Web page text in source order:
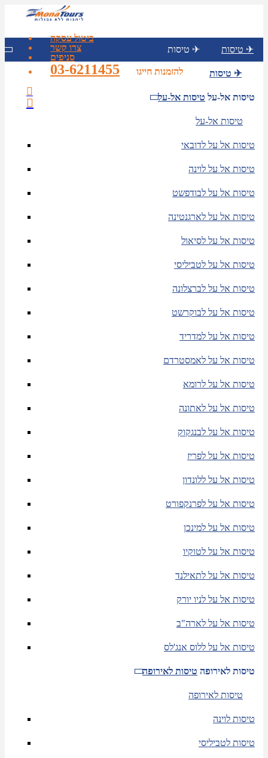
ביטול עסקה
צרו קשר
סניפים
להזמנות חייגו
03-6211455
טיסות ✈ טיסות ✈
טיסות ✈
טיסות אל-על טיסות אל-על
טיסות אל-על
טיסות אל על לדובאי
טיסות אל על לוינה
טיסות אל על לבודפשט
טיסות אל על לארגנטינה
טיסות אל על לסיאול
טיסות אל על לטביליסי
טיסות אל על לברצלונה
טיסות אל על לבוקרשט
טיסות אל על למדריד
טיסות אל על לאמסטרדם
טיסות אל על לרומא
טיסות אל על לאתונה
טיסות אל על לבנגקוק
טיסות אל על לפריז
טיסות אל על ללונדון
טיסות אל על לפרנקפורט
טיסות אל על למינכן
טיסות אל על לטוקיו
טיסות אל על לתאילנד
טיסות אל על לניו יורק
טיסות אל על לארה"ב
טיסות אל על ללוס אנג'לס
טיסות לאירופה טיסות לאירופה
טיסות לאירופה
טיסות לוינה
טיסות לטביליסי